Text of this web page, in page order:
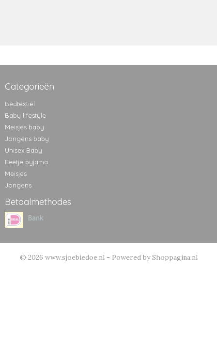
Categorieën
Bedtextiel
Baby lifestyle
Meisjes baby
Jongens baby
Unisex Baby
Feetje pyjama
Meisjes
Jongens
Betaalmethodes
© 2026 www.sjoebiedoe.nl - Powered by Shoppagina.nl